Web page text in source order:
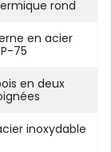
rond
en acier
75
en deux
inoxydable